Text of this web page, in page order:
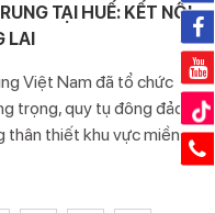
TẠI HUẾ: KẾT NỐI
LAI
Việt Nam đã tổ chức
trọng, quy tụ đông đảo
thân thiết khu vực miền
tri ân mà còn là dấu mốc